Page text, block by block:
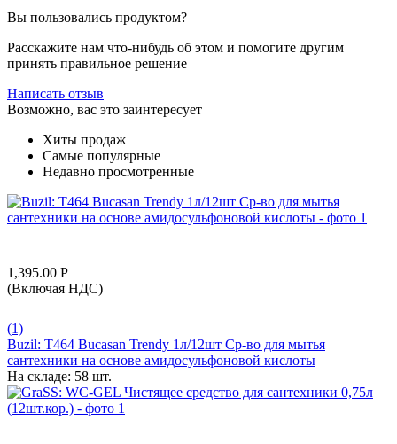
Вы пользовались продуктом?
Расскажите нам что-нибудь об этом и помогите другим
принять правильное решение
Написать отзыв
Возможно, вас это заинтересует
Хиты продаж
Самые популярные
Недавно просмотренные
1,395.00 Р
(Включая НДС)
(1)
Buzil: T464 Bucasan Trendy 1л/12шт Ср-во для мытья
сантехники на основе амидосульфоновой кислоты
На складе: 58 шт.